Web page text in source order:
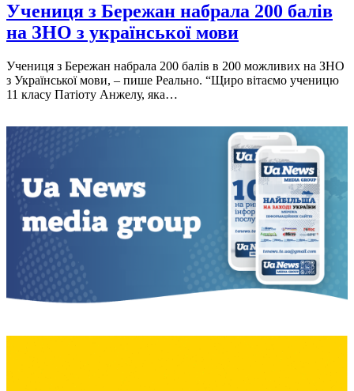
Учениця з Бережан набрала 200 балів
на ЗНО з української мови
Учениця з Бережан набрала 200 балів в 200 можливих на ЗНО
з Української мови, – пише Реально. “Щиро вітаємо ученицю
11 класу Патіоту Анжелу, яка…